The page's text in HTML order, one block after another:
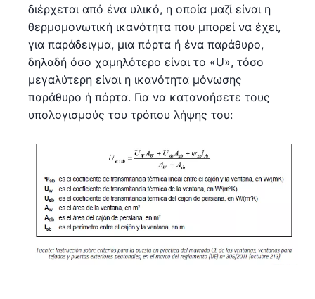
διέρχεται από ένα υλικό, η οποία μαζί είναι η
θερμομονωτική ικανότητα που μπορεί να έχει,
για παράδειγμα, μια πόρτα ή ένα παράθυρο,
δηλαδή όσο χαμηλότερο είναι το «U», τόσο
μεγαλύτερη είναι η ικανότητα μόνωσης
παράθυρο ή πόρτα. Για να κατανοήσετε τους
υπολογισμούς του τρόπου λήψης του: